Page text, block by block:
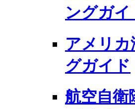
ングガイ
アメリ
グガイド
航空自衛